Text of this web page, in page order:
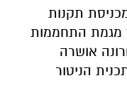
תקנות
מגמת התחממות
אושרה
הניטור